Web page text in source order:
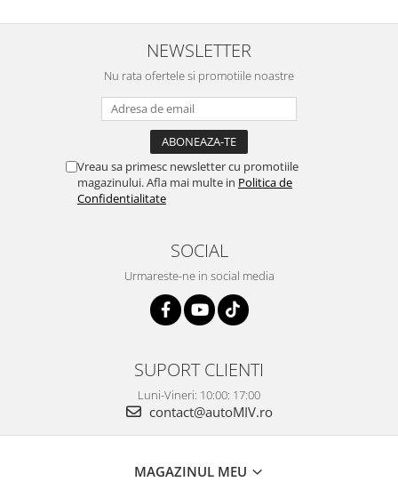
NEWSLETTER
Nu rata ofertele si promotiile noastre
Vreau sa primesc newsletter cu promotiile
magazinului. Afla mai multe in Politica de
Confidentialitate
SOCIAL
Urmareste-ne in social media
SUPORT CLIENTI
Luni-Vineri: 10:00: 17:00
contact@autoMIV.ro
MAGAZINUL MEU